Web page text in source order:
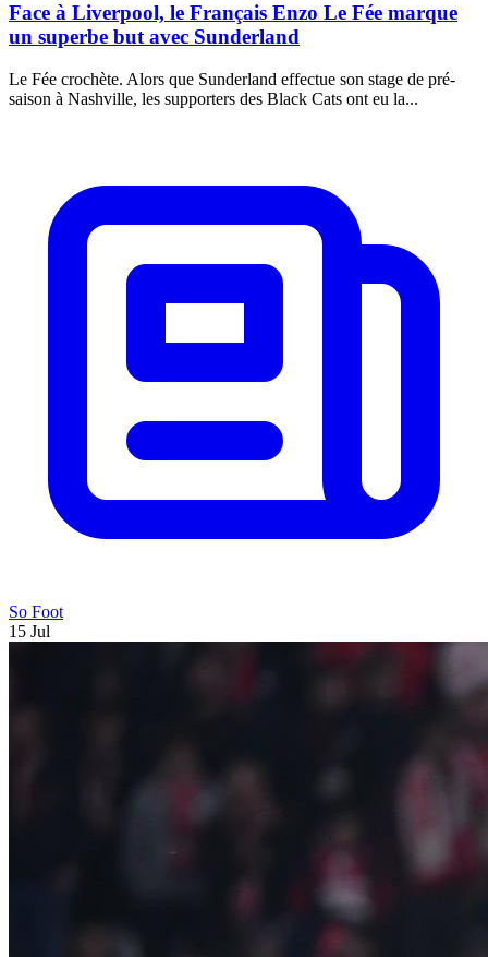
Face à Liverpool, le Français Enzo Le Fée marque
un superbe but avec Sunderland
Le Fée crochète. Alors que Sunderland effectue son stage de pré-
saison à Nashville, les supporters des Black Cats ont eu la...
So Foot
15 Jul